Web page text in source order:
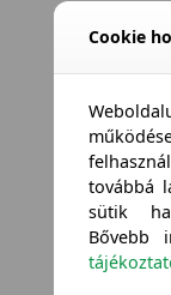
Cookie
továbbá
sütik
Bővebb
Összes vízállóság